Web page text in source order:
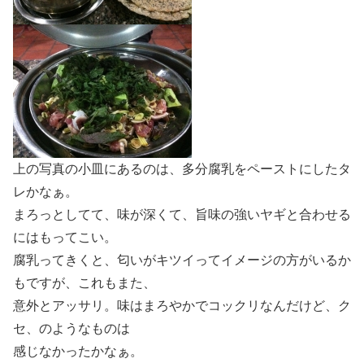
上の写真の小皿にあるのは、多分腐乳をペーストにしたタ
レかなぁ。
まろっとしてて、味が深くて、旨味の強いヤギと合わせる
にはもってこい。
腐乳ってきくと、匂いがキツイってイメージの方がいるか
もですが、これもまた、
意外とアッサリ。味はまろやかでコックリなんだけど、ク
セ、のようなものは
感じなかったかなぁ。